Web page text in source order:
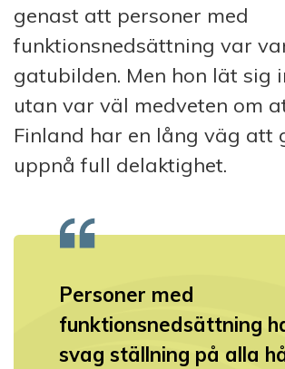
genast att personer med
funktionsnedsättning var
gatubilden. Men hon lät sig
utan var väl medveten om
Finland har en lång väg att
uppnå full delaktighet.
Personer med
funktionsnedsättning
svag ställning på alla